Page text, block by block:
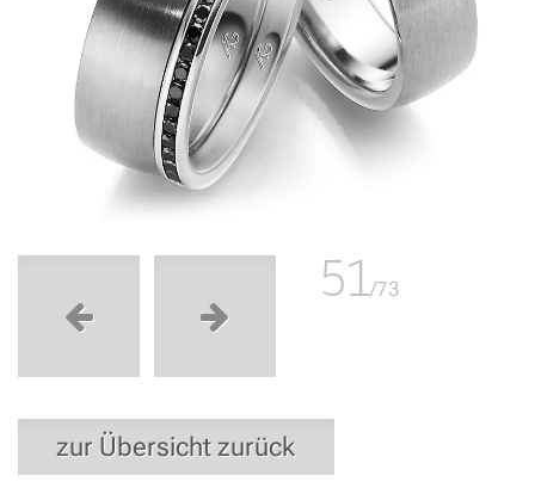
51/73
zur Übersicht zurück